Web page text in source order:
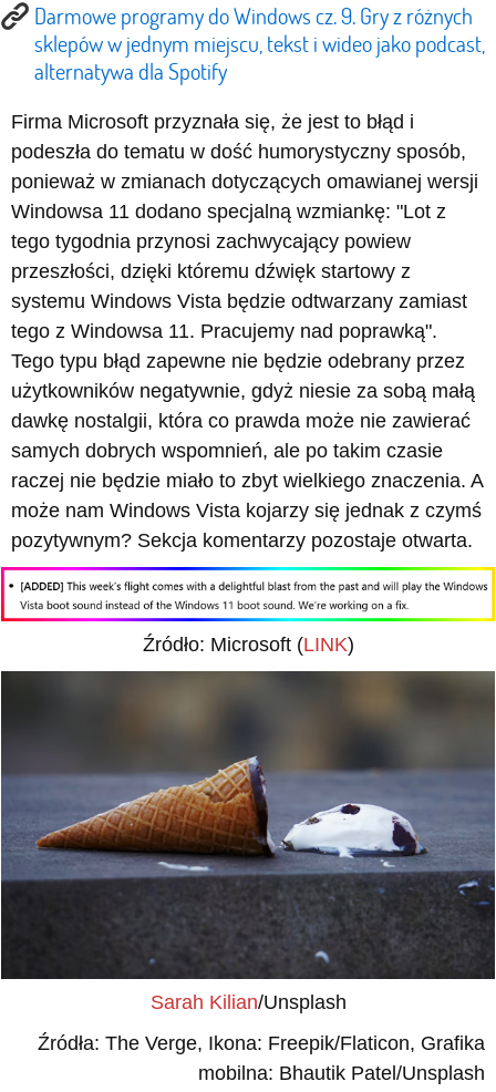
Darmowe programy do Windows cz. 9. Gry z różnych
sklepów w jednym miejscu, tekst i wideo jako podcast,
alternatywa dla Spotify
Firma Microsoft przyznała się, że jest to błąd i
podeszła do tematu w dość humorystyczny sposób,
ponieważ w zmianach dotyczących omawianej wersji
Windowsa 11 dodano specjalną wzmiankę: "Lot z
tego tygodnia przynosi zachwycający powiew
przeszłości, dzięki któremu dźwięk startowy z
systemu Windows Vista będzie odtwarzany zamiast
tego z Windowsa 11. Pracujemy nad poprawką".
Tego typu błąd zapewne nie będzie odebrany przez
użytkowników negatywnie, gdyż niesie za sobą małą
dawkę nostalgii, która co prawda może nie zawierać
samych dobrych wspomnień, ale po takim czasie
raczej nie będzie miało to zbyt wielkiego znaczenia. A
może nam Windows Vista kojarzy się jednak z czymś
pozytywnym? Sekcja komentarzy pozostaje otwarta.
Źródło: Microsoft (LINK)
Sarah Kilian/Unsplash
Źródła: The Verge, Ikona: Freepik/Flaticon, Grafika
mobilna: Bhautik Patel/Unsplash